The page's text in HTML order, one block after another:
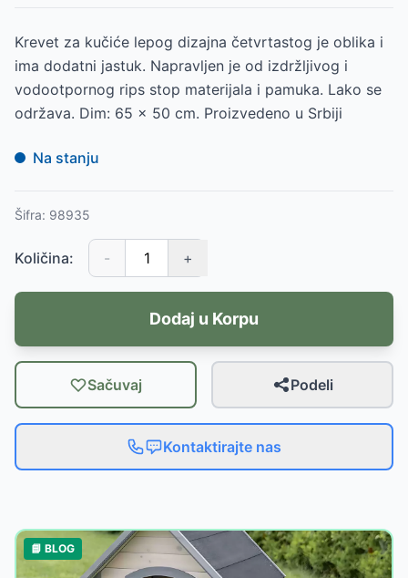
Krevet za kučiće lepog dizajna četvrtastog je oblika i
ima dodatni jastuk. Napravljen je od izdržljivog i
vodootpornog rips stop materijala i pamuka. Lako se
održava. Dim: 65 x 50 cm. Proizvedeno u Srbiji
Na stanju
Šifra: 98935
Količina: - +
Dodaj u Korpu
Sačuvaj Podeli
Kontaktirajte nas
📘 BLOG